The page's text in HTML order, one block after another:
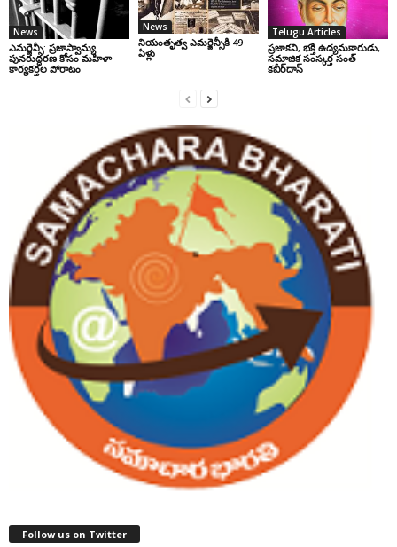
News
ఎమర్జెన్సీ: ప్రజాస్వామ్య
పునరుద్ధరణ కోసం మహిళా
కార్యకర్తల పోరాటం
News
నియంతృత్వ ఎమర్జెన్సీకి 49
ఏళ్లు
Telugu Articles
ప్రజాకవి, భక్తి ఉద్యమకారుడు,
సమాజిక సంస్కర్త సంత్‌
కబీర్‌దాస్‌
Follow us on Twitter